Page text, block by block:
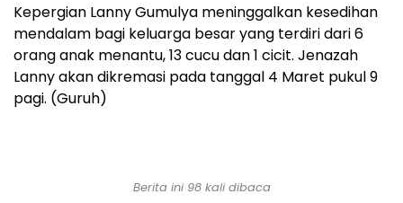
Kepergian Lanny Gumulya meninggalkan kesedihan
mendalam bagi keluarga besar yang terdiri dari 6
orang anak menantu, 13 cucu dan 1 cicit. Jenazah
Lanny akan dikremasi pada tanggal 4 Maret pukul 9
pagi. (Guruh)
Berita ini 98 kali dibaca